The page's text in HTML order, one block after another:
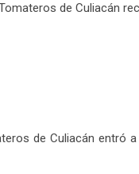
de Culiacán
de Culiacán